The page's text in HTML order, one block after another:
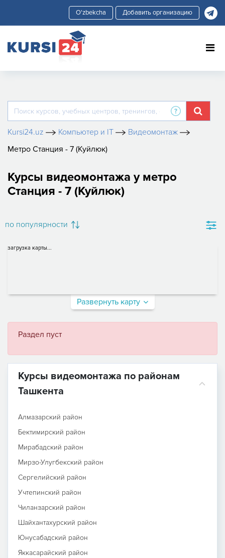
Добавить организацию
Kursi24.uz Компьютер и IT
Видеомонтаж
Метро Станция - 7 (Куйлюк)
Курсы видеомонтажа у метро
Станция - 7 (Куйлюк)
по популярности
загрузка карты...
Развернуть карту
Раздел пуст
Курсы видеомонтажа по районам
Ташкента
Алмазарский район
Бектимирский район
Мирабадский район
Мирзо-Улугбекский район
Сергелийский район
Учтепинский район
Чиланзарский район
Шайхантахурский район
Юнусабадский район
Яккасарайский район